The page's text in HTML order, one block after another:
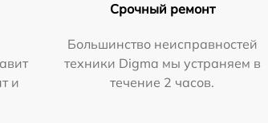
и
Срочный ремонт
Большинство неисправностей
техники Digma мы устраняем в
течение 2 часов.